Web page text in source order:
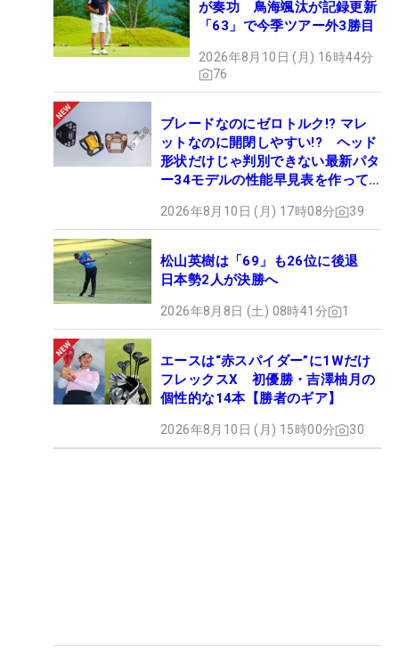
が奏功 鳥海颯汰が記録更新
「63」で今季ツアー外3勝目
2026年8月10日 (月) 16時44分
76
ブレードなのにゼロトルク!? マレ
ットなのに開閉しやすい!? ヘッド
形状だけじゃ判別できない最新パタ
ー34モデルの性能早見表を作って
2026年8月10日 (月) 17時08分 39
松山英樹は「69」も26位に後退
日本勢2人が決勝へ
2026年8月8日 (土) 08時41分 1
エースは“赤スパイダー”に1Wだけ
フレックスX 初優勝・吉澤柚月の
個性的な14本【勝者のギア】
2026年8月10日 (月) 15時00分 30